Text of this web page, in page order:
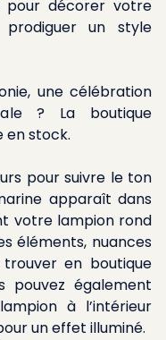
pour décorer votre
un style
une célébration
? La boutique
en stock.
pour suivre le ton
apparaît dans
votre lampion rond
éléments, nuances
en boutique
pouvez également
à l’intérieur
un effet illuminé.